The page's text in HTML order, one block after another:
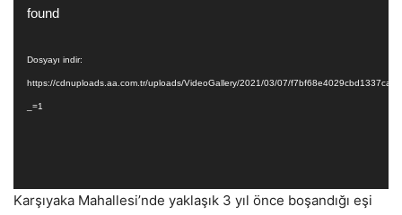
oynatıcı
found
Dosyayı indir:
https://cdnuploads.aa.com.tr/uploads/VideoGallery/2021/03/07/
_=1
Karşıyaka Mahallesi’nde yaklaşık 3 yıl önce boşandığı eşi